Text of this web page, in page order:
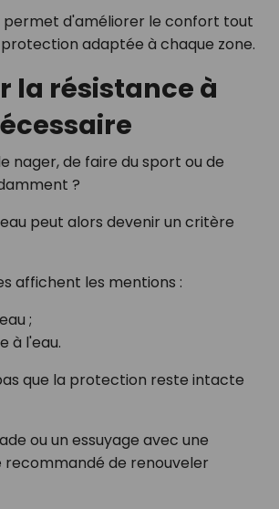
d'améliorer le confort tout
adaptée à chaque zone.
la résistance à
nager, de faire du sport ou de
?
peut alors devenir un critère
affichent les mentions :
;
à l'eau.
que la protection reste intacte
ou un essuyage avec une
recommandé de renouveler